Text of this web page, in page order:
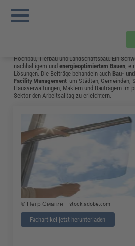
Sie sind hier:
Flachdachrichtlinie: im März 2020 Sind Neue
Bau und
Vom Neubau bis hin zum Umgang mit
Hochbau, Tiefbau und Landschaftsbau. Ein
nachhaltigem undenergieoptimiertem Bauen,
Lösungen. Die Beiträge behandeln auch Bau-
Facility Management, um Städten, Gemeinden,
Hausverwaltungen, Maklern und Bauträgern im
Sektor den Arbeitsalltag zu erleichtern.
© Петр Смагин – stock.adobe.com
Fachartikel jetzt herunterladen